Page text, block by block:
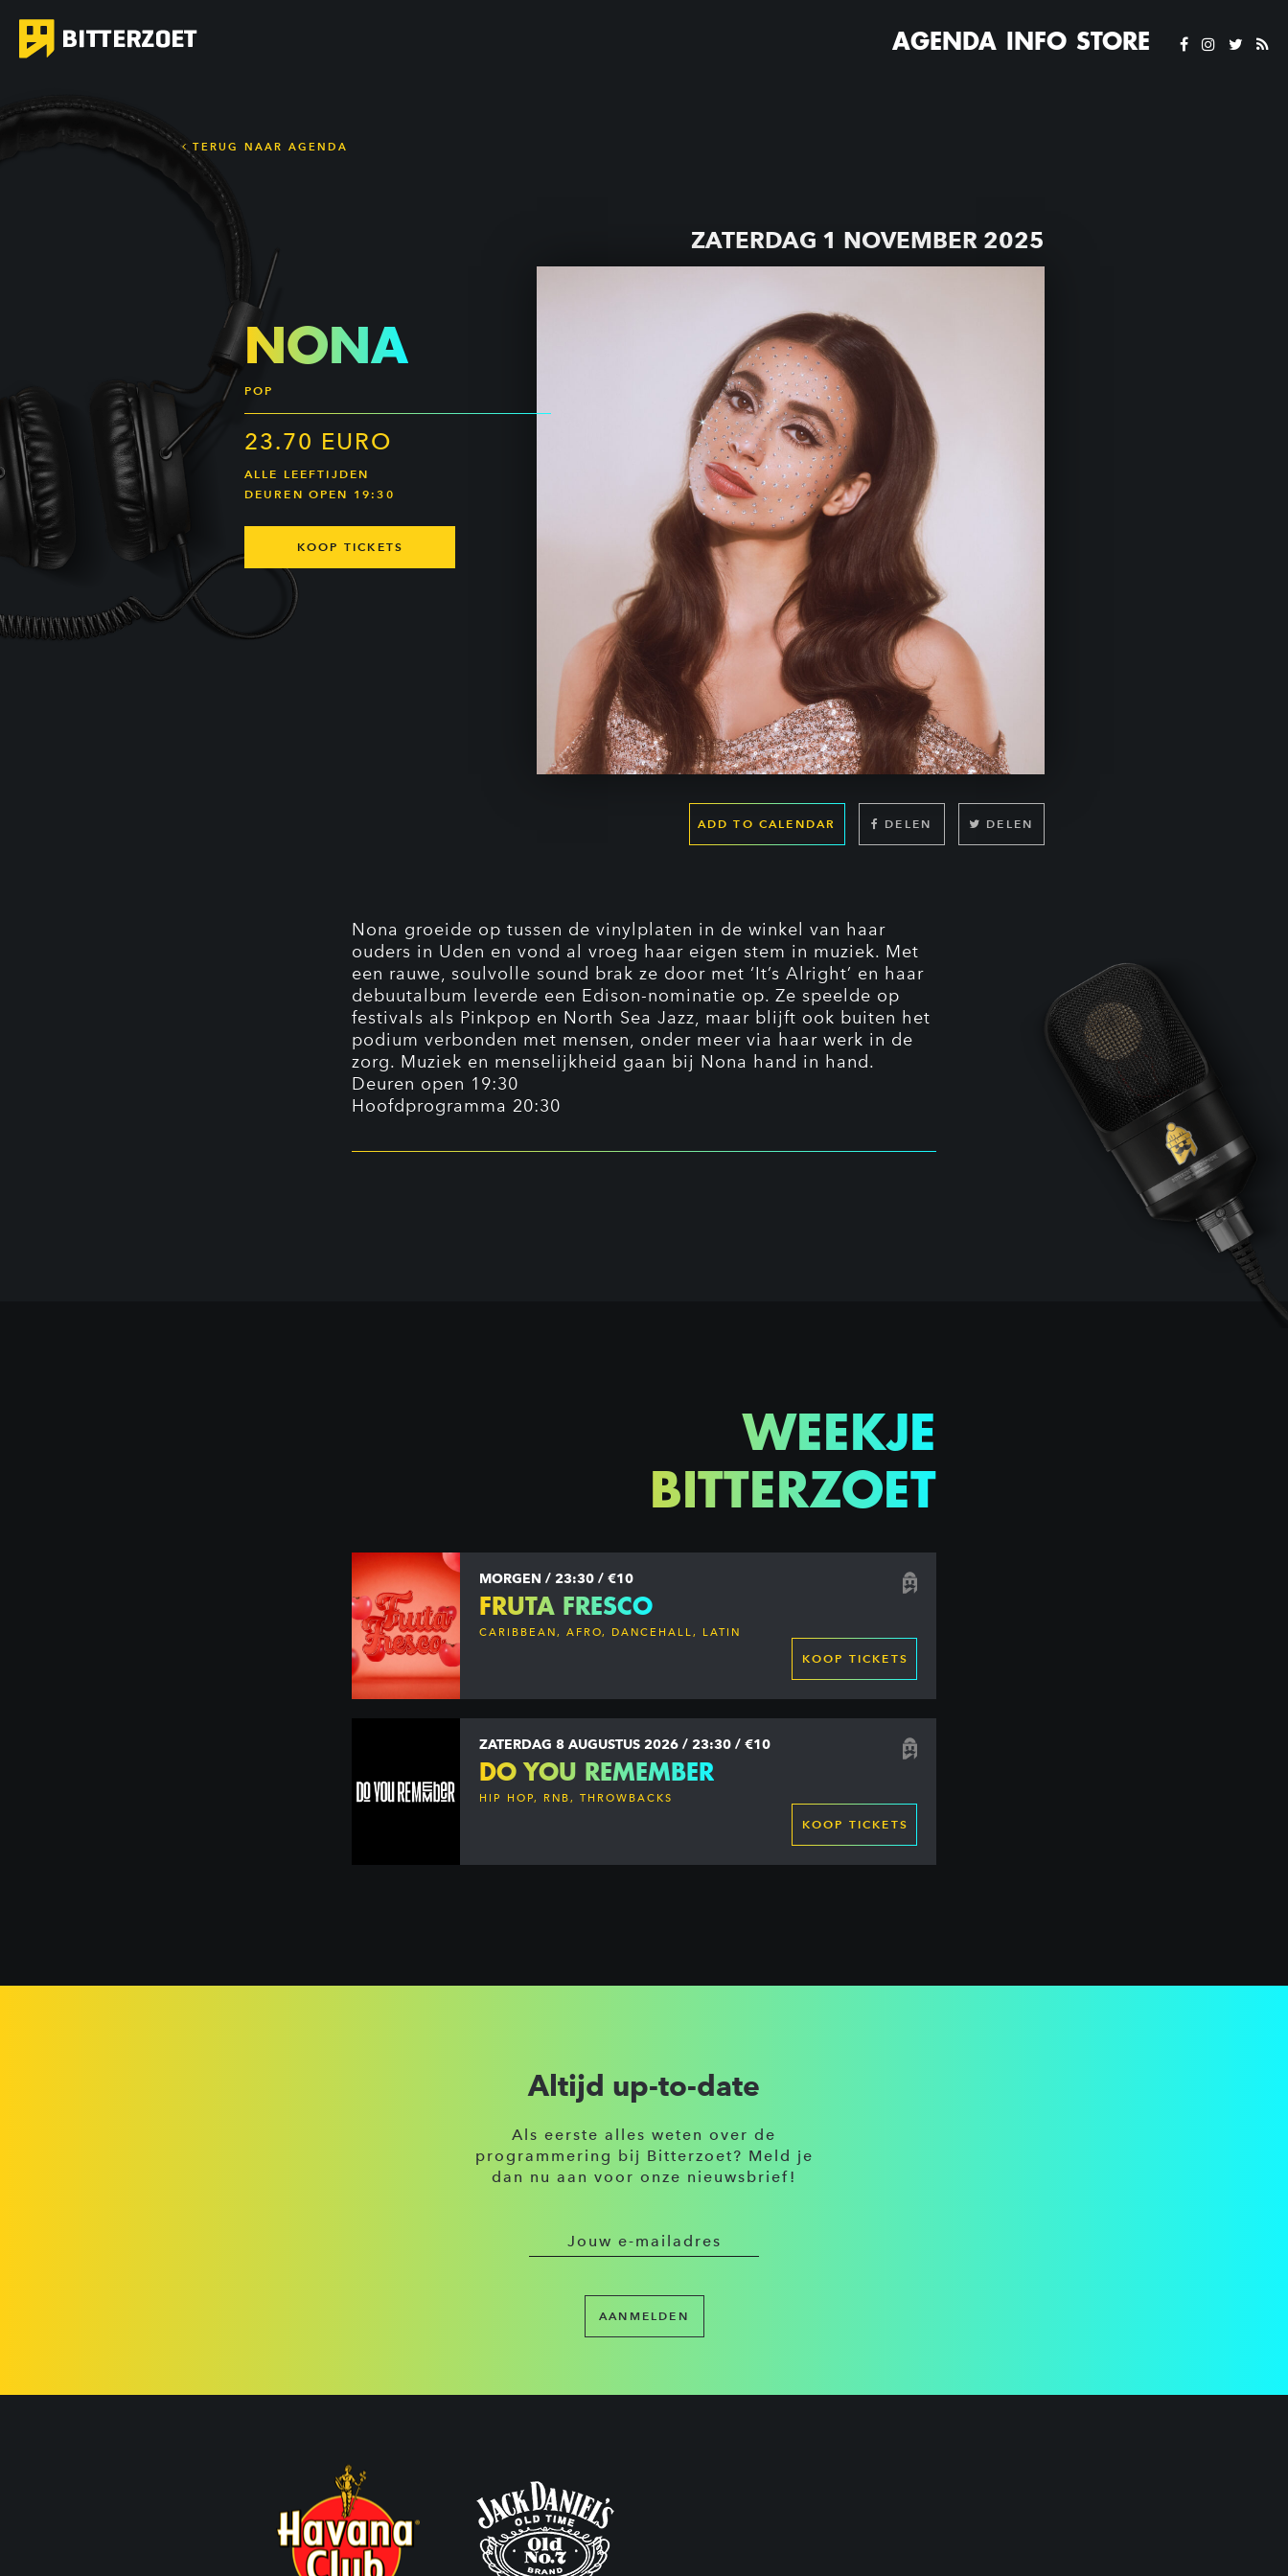
AGENDA INFO STORE
TERUG NAAR AGENDA
ZATERDAG 1 NOVEMBER 2025
ADD TO CALENDAR DELEN DELEN
NONA
POP
23.70 EURO
ALLE LEEFTIJDEN
DEUREN OPEN 19:30
KOOP TICKETS
Nona groeide op tussen de vinylplaten in de winkel van haar
ouders in Uden en vond al vroeg haar eigen stem in muziek. Met
een rauwe, soulvolle sound brak ze door met ‘It’s Alright’ en haar
debuutalbum leverde een Edison-nominatie op. Ze speelde op
festivals als Pinkpop en North Sea Jazz, maar blijft ook buiten het
podium verbonden met mensen, onder meer via haar werk in de
zorg. Muziek en menselijkheid gaan bij Nona hand in hand.
Deuren open 19:30
Hoofdprogramma 20:30
WEEKJE
BITTERZOET
MORGEN / 23:30 / €10
FRUTA FRESCO
CARIBBEAN, AFRO, DANCEHALL, LATIN
KOOP TICKETS
ZATERDAG 8 AUGUSTUS 2026 / 23:30 / €10
DO YOU REMEMBER
HIP HOP, RNB, THROWBACKS
KOOP TICKETS
Altijd up-to-date
Als eerste alles weten over de
programmering bij Bitterzoet? Meld je
dan nu aan voor onze nieuwsbrief!
AANMELDEN